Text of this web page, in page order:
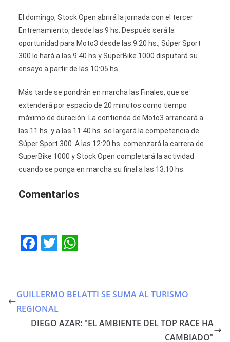
El domingo, Stock Open abrirá la jornada con el tercer
Entrenamiento, desde las 9 hs. Después será la
oportunidad para Moto3 desde las 9:20 hs., Súper Sport
300 lo hará a las 9:40 hs y SuperBike 1000 disputará su
ensayo a partir de las 10:05 hs.
Más tarde se pondrán en marcha las Finales, que se
extenderá por espacio de 20 minutos como tiempo
máximo de duración. La contienda de Moto3 arrancará a
las 11 hs. y a las 11:40 hs. se largará la competencia de
Súper Sport 300. A las 12:20 hs. comenzará la carrera de
SuperBike 1000 y Stock Open completará la actividad
cuando se ponga en marcha su final a las 13:10 hs.
Comentarios
F
e
b
o
T
er s
p
GUILLERMO BELATTI SE SUMA AL TURISMO
REGIONAL
DIEGO AZAR: "EL AMBIENTE DEL TOP RACE HA
CAMBIADO"